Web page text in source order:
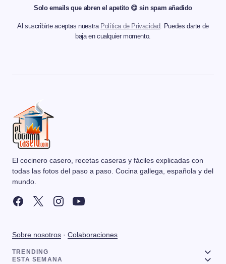
Solo emails que abren el apetito 😋 sin spam añadido
Al suscribirte aceptas nuestra Política de Privacidad. Puedes darte de
baja en cualquier momento.
El cocinero casero, recetas caseras y fáciles explicadas con
todas las fotos del paso a paso. Cocina gallega, española y del
mundo.
Sobre nosotros · Colaboraciones
TRENDING
ESTA SEMANA